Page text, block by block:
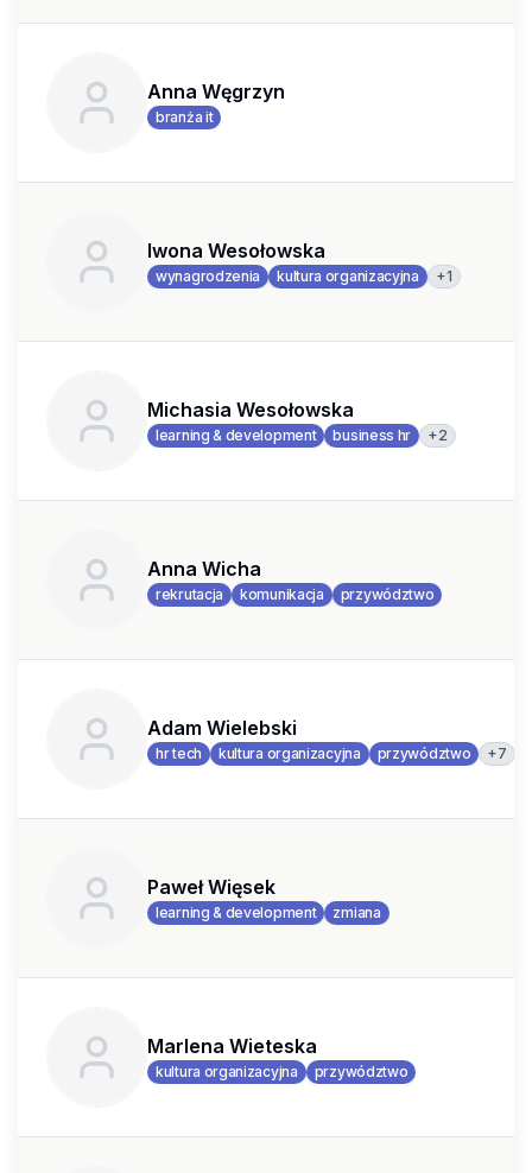
Anna Węgrzyn
branża it
Iwona Wesołowska
wynagrodzenia kultura organizacyjna +1
Michasia Wesołowska
learning & development business hr +2
Anna Wicha
rekrutacja komunikacja przywództwo
Adam Wielebski
hr tech kultura organizacyjna przywództwo +7
Paweł Więsek
learning & development zmiana
Marlena Wieteska
kultura organizacyjna przywództwo